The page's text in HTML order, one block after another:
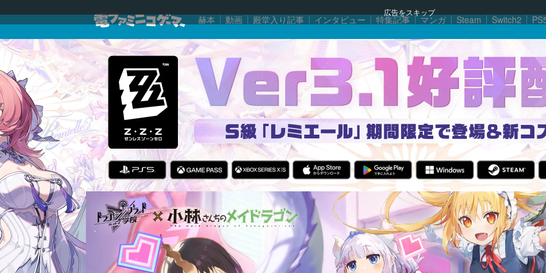
広告をスキップ
赫本 動画 殿堂入り記事 インタビュー 特集記事 マンガ Steam Switch2